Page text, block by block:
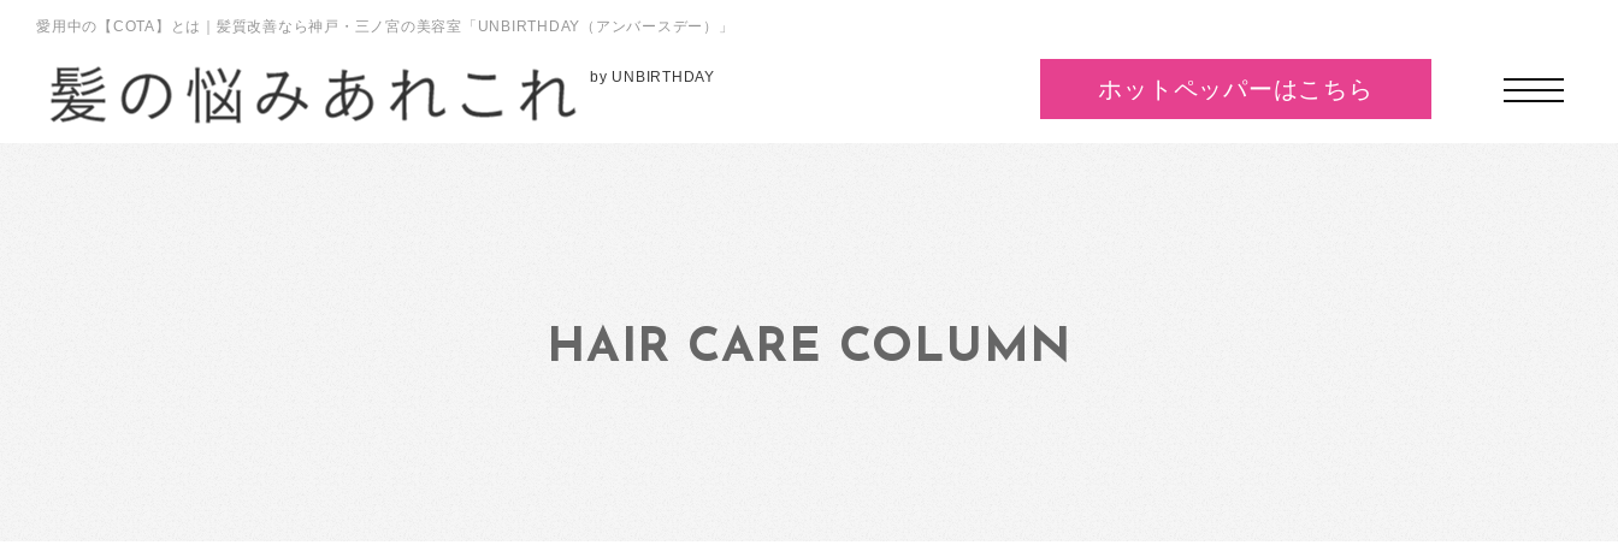
愛用中の【COTA】とは｜髪質改善なら神戸・三ノ宮の美容室「UNBIRTHDAY（アンバースデー）」
by UNBIRTHDAY ホットペッパーはこちら
HAIR CARE COLUMN